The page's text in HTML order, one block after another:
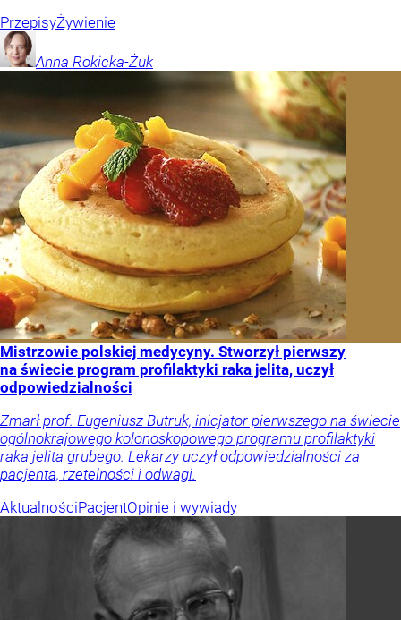
PrzepisyŻywienie
Anna Rokicka-Żuk
Mistrzowie polskiej medycyny. Stworzył pierwszy
na świecie program profilaktyki raka jelita, uczył
odpowiedzialności
Zmarł prof. Eugeniusz Butruk, inicjator pierwszego na świecie
ogólnokrajowego kolonoskopowego programu profilaktyki
raka jelita grubego. Lekarzy uczył odpowiedzialności za
pacjenta, rzetelności i odwagi.
AktualnościPacjentOpinie i wywiady